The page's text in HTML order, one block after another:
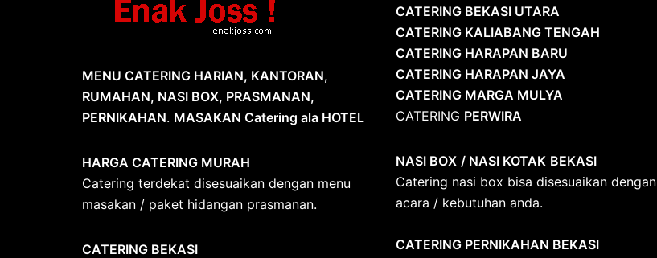
MENU CATERING HARIAN, KANTORAN,
RUMAHAN, NASI BOX, PRASMANAN,
PERNIKAHAN. MASAKAN Catering ala HOTEL
HARGA CATERING MURAH
Catering terdekat disesuaikan dengan menu
masakan / paket hidangan prasmanan.
CATERING BEKASI
CATERING BEKASI UTARA
CATERING KALIABANG TENGAH
CATERING HARAPAN BARU
CATERING HARAPAN JAYA
CATERING MARGA MULYA
CATERING PERWIRA
NASI BOX / NASI KOTAK BEKASI
Catering nasi box bisa disesuaikan dengan
acara / kebutuhan anda.
CATERING PERNIKAHAN BEKASI